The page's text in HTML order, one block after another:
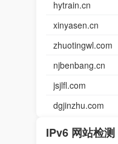
hytrain.cn
xinyasen.cn
zhuotingwl.com
njbenbang.cn
jsjlfl.com
dgjinzhu.com
IPv6 网站检测